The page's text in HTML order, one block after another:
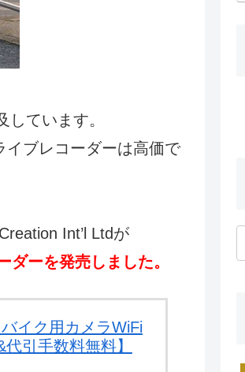
ています。
イブレコーダーは高価で
Int’l Ltdが
ダーを発売しました。
イク用カメラWiFi
引手数料無料】